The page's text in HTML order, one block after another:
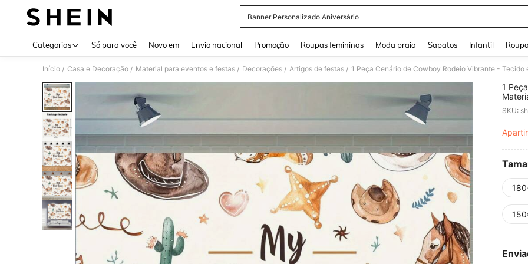
Banner Personalizado Aniversário
Categorias Só para você Novo em Envio nacional Promoção Roupas femininas Moda praia Sapatos Infantil
Início / Casa e Decoração / Material para eventos e festas / Decorações / Artigos de festas /
1
com
SKU: